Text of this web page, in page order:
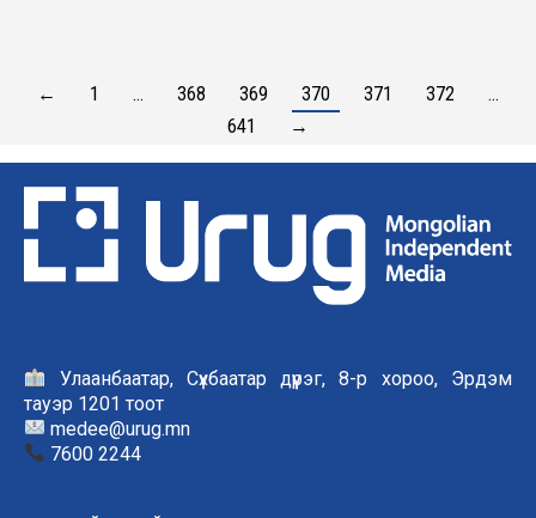
← 1 … 368 369 370 371 372
…
641
→
Улаанбаатар, Сүхбаатар дүүрэг, 8-р хороо, Эрдэм
тауэр 1201 тоот
medee@urug.mn
7600 2244